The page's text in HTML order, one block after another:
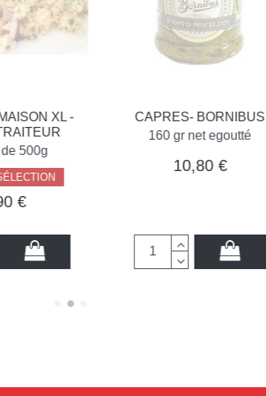
XL -
CAPRES- BORNIBUS
160 gr net egoutté
10,80 €